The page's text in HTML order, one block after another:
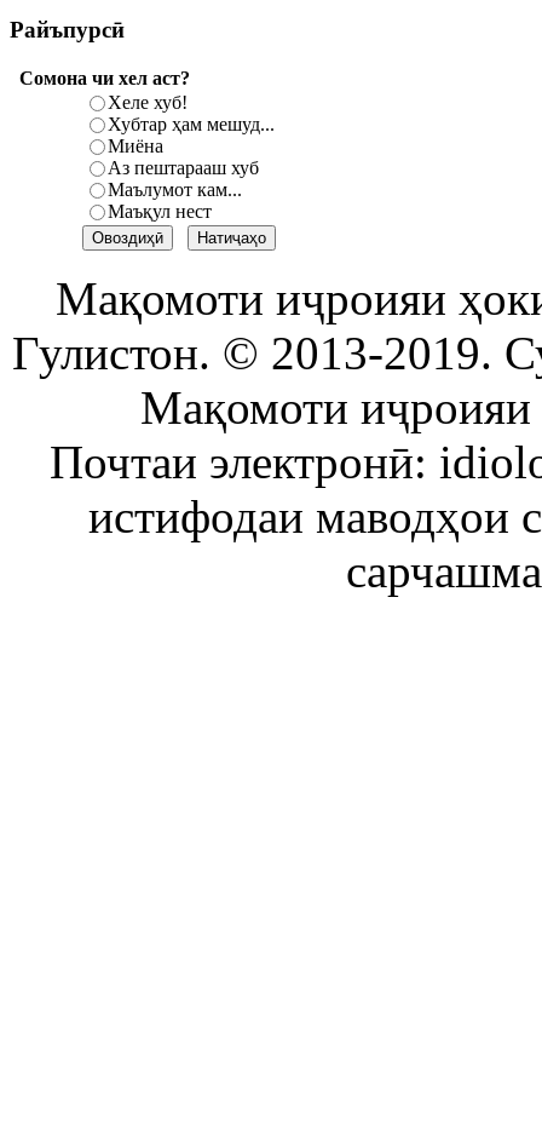
Райъпурсӣ
Сомона чи хел аст?
Хеле хуб!
Хубтар ҳам мешуд...
Миёна
Аз пештарааш хуб
Маълумот кам...
Маъқул нест
Мақомоти иҷроияи
Гулистон. © 2013-2019.
Мақомоти иҷроияи
Почтаи электронӣ:
истифодаи маводҳои